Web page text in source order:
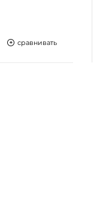
сравнивать